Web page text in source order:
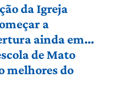
da Igreja
a
ainda em
de Mato
melhores do